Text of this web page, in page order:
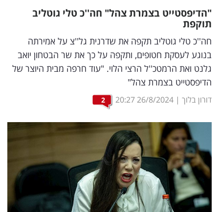
דיגיטל
וטק
שיווק
ופרסום
משפט
מדדים
ומחקרים
דעות
רכילות
עסקית
"הדיפסטייט בצמרת צהל" חה''כ טלי גוטליב
תוקפת
חה''כ טלי גוטליב תקפה את שדרנית גל''צ על אמירתה
בנוגע לעסקת חטופים, ותקפה על כך את שר הבטחון יואב
גלנט ואת הרמטכ''ל הרצי הלוי. "עוד חרפה מבית היוצר של
הדיפסטייט בצמרת צהל"
דורון בלוך |
26/8/2024
20:27
2